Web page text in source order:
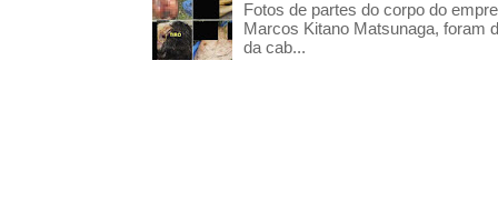
Fotos de partes do corpo do
Marcos Kitano Matsunaga, foram
da cab...